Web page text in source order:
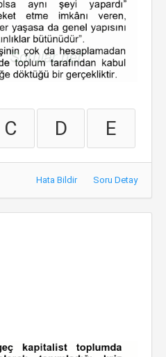
C D E
Hata Bildir Soru Detay